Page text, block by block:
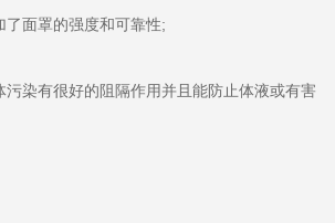
面罩的强度和可靠性;
染有很好的阻隔作用并且能防止体液或有害